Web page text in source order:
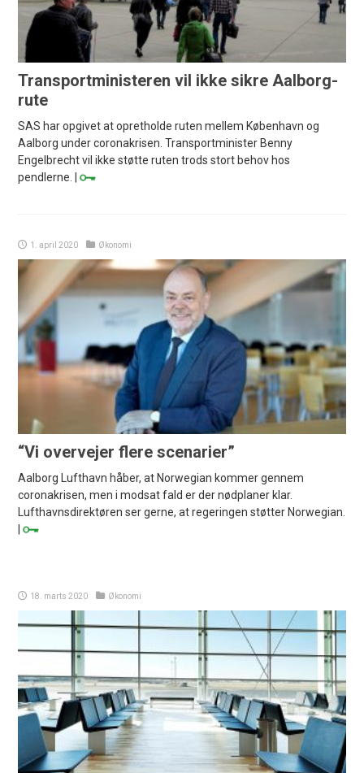
Transportministeren vil ikke sikre Aalborg-
rute
SAS har opgivet at opretholde ruten mellem København og
Aalborg under coronakrisen. Transportminister Benny
Engelbrecht vil ikke støtte ruten trods stort behov hos
pendlerne. |
1. april 2020 Økonomi
“Vi overvejer flere scenarier”
Aalborg Lufthavn håber, at Norwegian kommer gennem
coronakrisen, men i modsat fald er der nødplaner klar.
Lufthavnsdirektøren ser gerne, at regeringen støtter Norwegian.
|
18. marts 2020 Økonomi